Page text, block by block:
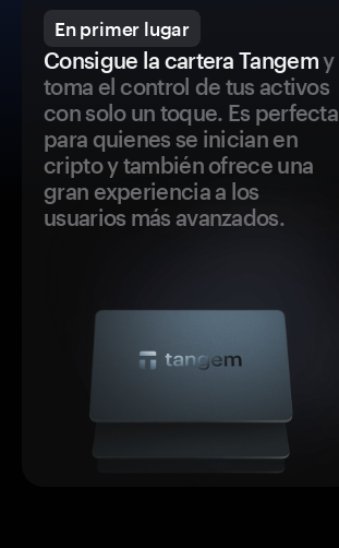
En primer lugar
Consigue la cartera Tangemy
toma el control de tus activos
con solo un toque. Es perfecta
para quienes se inician en
cripto y también ofrece una
gran experiencia a los
usuarios más avanzados.